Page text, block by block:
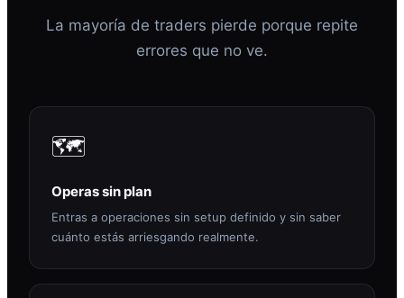
La mayoría de traders pierde porque repite
errores que no ve.
🗺️
Operas sin plan
Entras a operaciones sin setup definido y sin saber
cuánto estás arriesgando realmente.